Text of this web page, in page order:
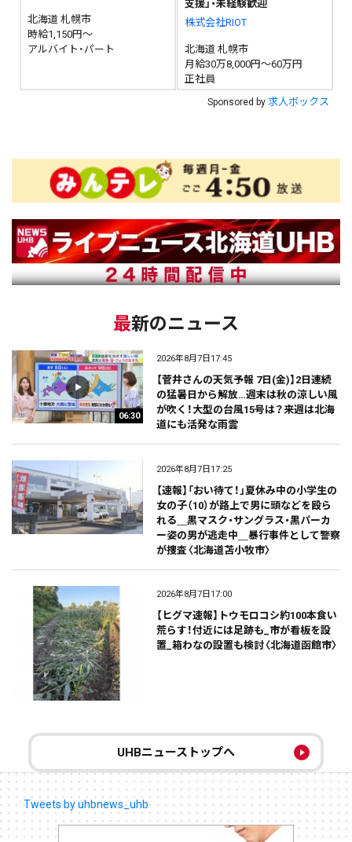
北海道 札幌市
時給1,150円～
アルバイト・パート
支援」・未経験歓迎
株式会社RIOT
北海道 札幌市
月給30万8,000円～60万円
正社員
Sponsored by 求人ボックス
最新のニュース
06:30
2026年8月7日17:45
【菅井さんの天気予報 7日(金)】2日連続
の猛暑日から解放…週末は秋の涼しい風
が吹く！大型の台風15号は？来週は北海
道にも活発な雨雲
2026年8月7日17:25
【速報】「おい待て！」夏休み中の小学生の
女の子（10）が路上で男に頭などを殴ら
れる＿黒マスク・サングラス・黒パーカ
ー姿の男が逃走中＿暴行事件として警察
が捜査〈北海道苫小牧市〉
2026年8月7日17:00
【ヒグマ速報】トウモロコシ約100本食い
荒らす！付近には足跡も_市が看板を設
置_箱わなの設置も検討〈北海道函館市〉
UHBニューストップへ
Tweets by uhbnews_uhb